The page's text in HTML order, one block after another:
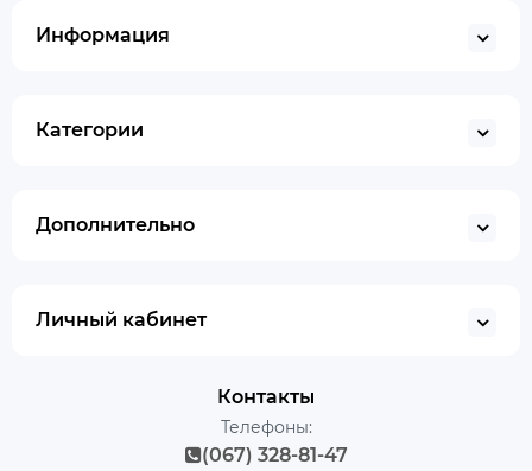
Информация
Категории
Дополнительно
Личный кабинет
Контакты
Телефоны:
(067) 328-81-47